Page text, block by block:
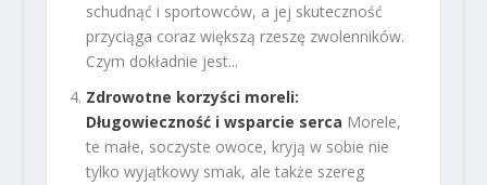
schudnąć i sportowców, a jej skuteczność
przyciąga coraz większą rzeszę zwolenników.
Czym dokładnie jest...
Zdrowotne korzyści moreli:
Długowieczność i wsparcie serca Morele,
te małe, soczyste owoce, kryją w sobie nie
tylko wyjątkowy smak, ale także szereg